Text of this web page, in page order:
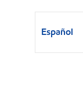
Español